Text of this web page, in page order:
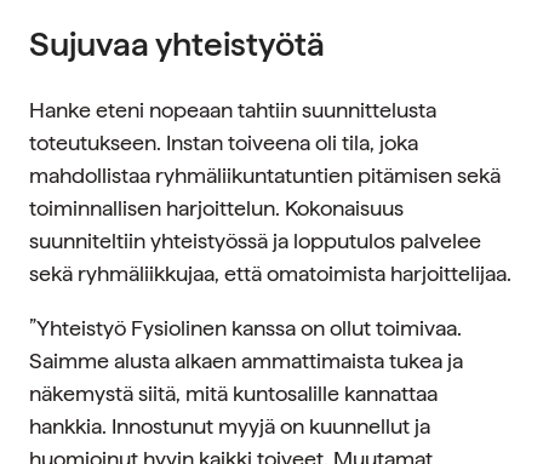
Sujuvaa yhteistyötä
Hanke eteni nopeaan tahtiin suunnittelusta
toteutukseen. Instan toiveena oli tila, joka
mahdollistaa ryhmäliikuntatuntien pitämisen sekä
toiminnallisen harjoittelun. Kokonaisuus
suunniteltiin yhteistyössä ja lopputulos palvelee
sekä ryhmäliikkujaa, että omatoimista harjoittelijaa.
”Yhteistyö Fysiolinen kanssa on ollut toimivaa.
Saimme alusta alkaen ammattimaista tukea ja
näkemystä siitä, mitä kuntosalille kannattaa
hankkia. Innostunut myyjä on kuunnellut ja
huomioinut hyvin kaikki toiveet. Muutamat